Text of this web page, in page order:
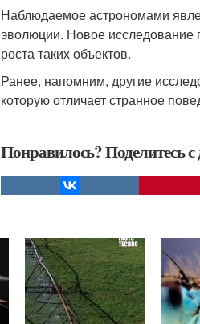
Наблюдаемое астрономами
эволюции. Новое исследование
роста таких объектов.
Ранее, напомним, другие
которую отличает странное
Понравилось? Поделитесь